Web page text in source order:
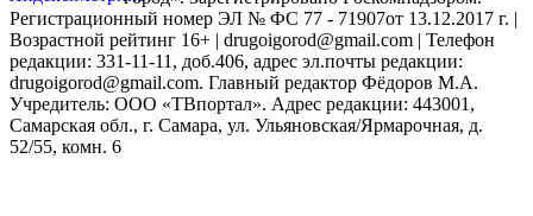
Регистрационный номер ЭЛ № ФС 77 - 71907от 13.12.2017 г. |
Возрастной рейтинг 16+ | drugoigorod@gmail.com | Телефон
редакции: 331-11-11, доб.406, адрес эл.почты редакции:
drugoigorod@gmail.com. Главный редактор Фёдоров М.А.
Учредитель: ООО «ТВпортал». Адрес редакции: 443001,
Самарская обл., г. Самара, ул. Ульяновская/Ярмарочная, д.
52/55, комн. 6